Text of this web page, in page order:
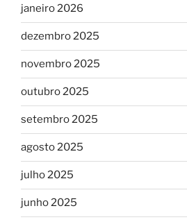
janeiro 2026
dezembro 2025
novembro 2025
outubro 2025
setembro 2025
agosto 2025
julho 2025
junho 2025